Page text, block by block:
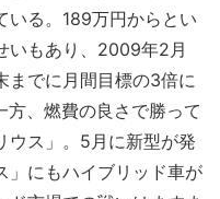
いる。189万円からとい
いもあり、2009年2月
までに月間目標の3倍に
、燃費の良さで勝って
ウス」。5月に新型が発
」にもハイブリッド車が